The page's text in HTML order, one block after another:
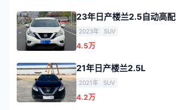
23年日产楼兰2.5自动高配
2023年 SUV
4.5万
21年日产楼兰2.5L
2021年 SUV
4.2万